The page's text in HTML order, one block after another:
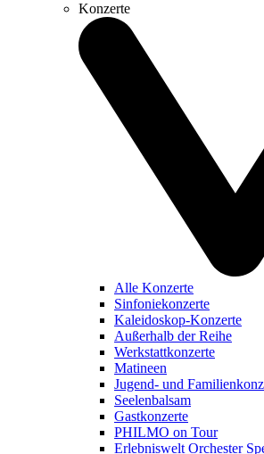
Konzerte
Alle Konzerte
Sinfoniekonzerte
Kaleidoskop-Konzerte
Außerhalb der Reihe
Werkstattkonzerte
Matineen
Jugend- und
Seelenbalsam
Gastkonzerte
PHILMO on Tour
Erlebniswelt Orchester